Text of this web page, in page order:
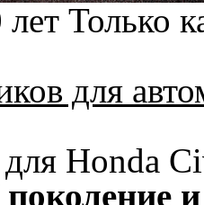
Только
для
Honda
поколение